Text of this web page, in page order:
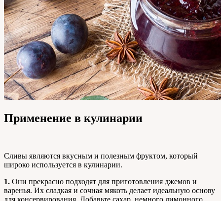
Применение в кулинарии
Сливы являются вкусным и полезным фруктом, который
широко используется в кулинарии.
1. Они прекрасно подходят для приготовления джемов и
варенья. Их сладкая и сочная мякоть делает идеальную основу
для консервирования. Добавьте сахар, немного лимонного